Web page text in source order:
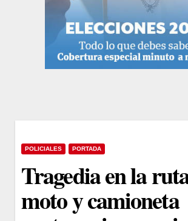
POLICIALES PORTADA
Tragedia en la
moto y camioneta